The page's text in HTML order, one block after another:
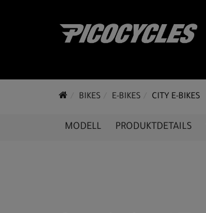
BIKES E-BIKES CITY E-BIKES
MODELL PRODUKTDETAILS